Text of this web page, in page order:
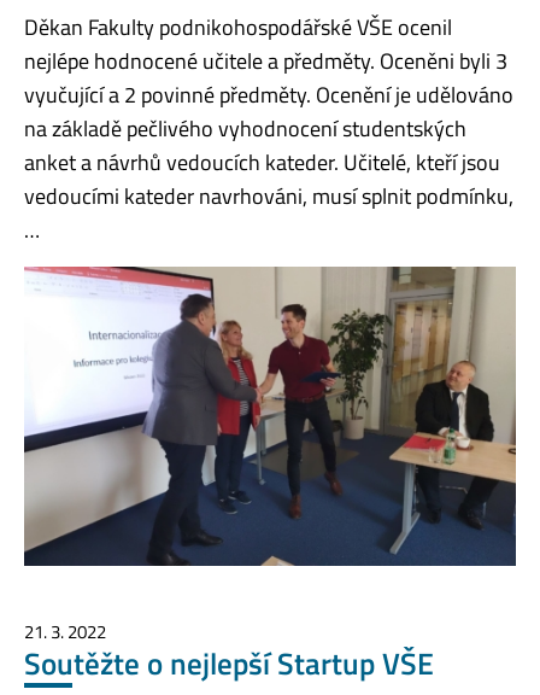
Děkan Fakulty podnikohospodářské VŠE ocenil
nejlépe hodnocené učitele a předměty. Oceněni byli 3
vyučující a 2 povinné předměty. Ocenění je udělováno
na základě pečlivého vyhodnocení studentských
anket a návrhů vedoucích kateder. Učitelé, kteří jsou
vedoucími kateder navrhováni, musí splnit podmínku,
…
21. 3. 2022
Soutěžte o nejlepší Startup VŠE